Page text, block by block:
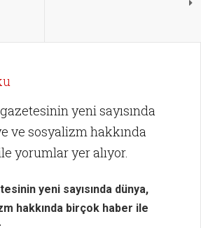
yeni sayısında
ve sosyalizm hakkında
yorumlar yer alıyor.
yeni sayısında dünya,
hakkında birçok haber ile